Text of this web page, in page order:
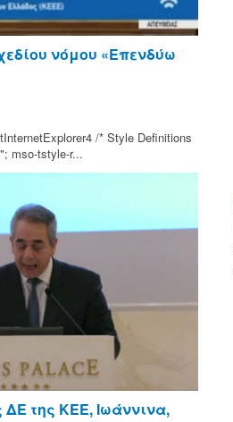
νόμου «Επενδύω
/* Style Definitions
mso-tstyle-r...
της ΚΕΕ, Ιωάννινα,